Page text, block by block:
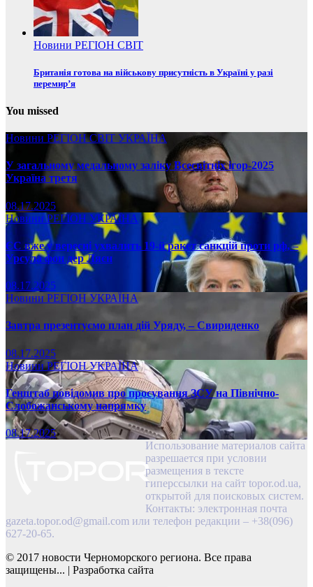
Новини РЕГІОН СВІТ
Британія готова на військову присутність в Україні у разі
перемир’я
You missed
Новини РЕГІОНСВІТ УКРАЇНА
У загальному медальному заліку Всесвітніх ігор-2025
Україна третя
08.17.2025
НовиниРЕГІОН УКРАЇНА
ЄС вже у вересні ухвалить 19-й ракет санкцій проти рф, –
Урсула фон дер Ляєн
08.17.2025
Новини РЕГІОН УКРАЇНА
Завтра презентуємо план дій Уряду, – Свириденко
08.17.2025
НовиниРЕГІОНУКРАЇНА
Генштаб повідомив про просування ЗСУ на Північно-
Слобожанському напрямку
08.17.2025
Использование материалов сайта
разрешается при условии
размещения в тексте
гиперссылки на сайт topor.od.ua,
открытой для поисковых систем.
Контакты: электронная почта
gazeta.topor.od@gmail.com или телефон редакции – +38(096)
627-20-65.
© 2017 новости Черноморского региона. Все права
защищены... | Разработка сайта